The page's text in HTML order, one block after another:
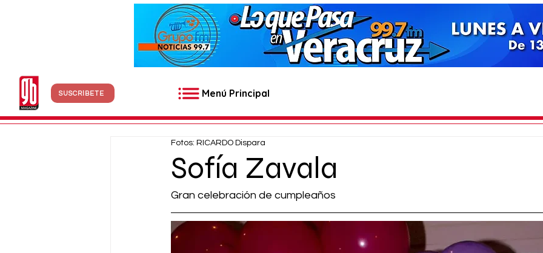
SUSCRÍBETE Menú Principal
Sofía Zavala
Fotos: RICARDO Dispara
Gran celebración de cumpleaños